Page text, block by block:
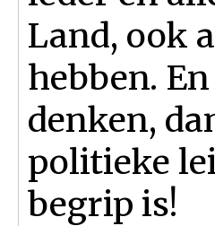
Land, ook
hebben.
denken,
politieke
begrip is!